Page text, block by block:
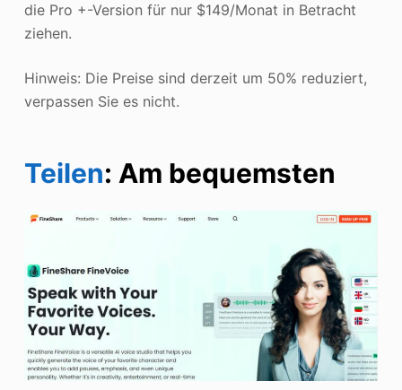
die Pro +-Version für nur $149/Monat in Betracht
ziehen.
Hinweis: Die Preise sind derzeit um 50% reduziert,
verpassen Sie es nicht.
Teilen: Am bequemsten